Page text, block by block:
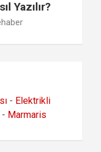
Yazılır?
- Elektrikli
- Marmaris